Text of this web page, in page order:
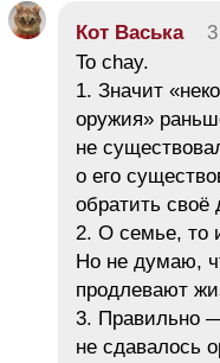
Кот Васька
To chay.
1. Значит
оружия»
не
о его
обратить
2. О семье, то
Но не думаю,
продлевают
3. Правильно
не сдавалось